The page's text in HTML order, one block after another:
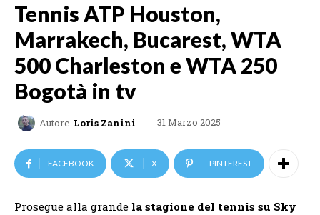
Tennis ATP Houston,
Marrakech, Bucarest, WTA
500 Charleston e WTA 250
Bogotà in tv
Autore Loris Zanini 31 Marzo 2025
FACEBOOK X PINTEREST
Prosegue alla grande la stagione del tennis su Sky